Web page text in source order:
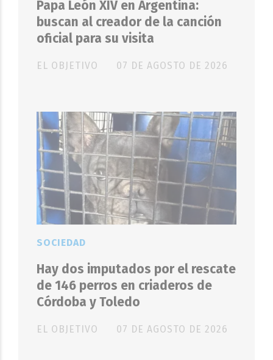
Papa León XIV en Argentina:
buscan al creador de la canción
oficial para su visita
EL OBJETIVO 07 DE AGOSTO DE 2026
Hay dos imputados por el rescate
de 146 perros en criaderos de
Córdoba y Toledo
EL OBJETIVO
SOCIEDAD
07 DE AGOSTO DE 2026